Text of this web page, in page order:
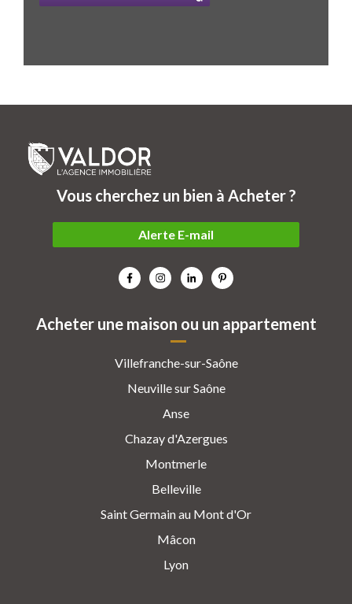
Acheter une maison ou un appartement
Villefranche-sur-Saône
Neuville sur Saône
Anse
Chazay d'Azergues
Montmerle
Belleville
Saint Germain au Mont d'Or
Mâcon
Lyon
Vous cherchez un bien à Acheter ?
Alerte E-mail